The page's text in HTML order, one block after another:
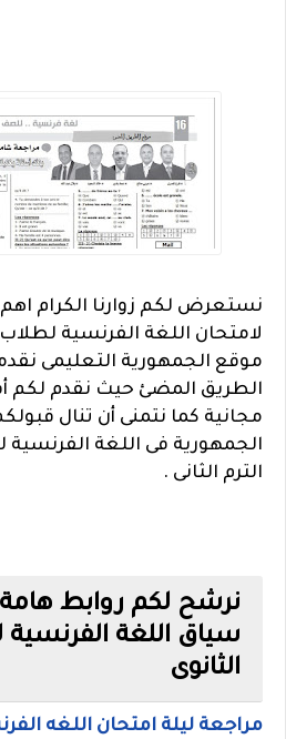
نستعرض لكم زوارنا الكرام
لامتحان اللغة الفرنسية
موقع الجمهورية التعليمى
الطريق المضئ حيث نقدم لكم
مجانية كما نتمنى أن تنال
الجمهورية فى اللغة الفرنسية
الترم الثانى .
نرشح لكم روابط
سياق اللغة
الثانوى
مراجعة ليلة امتحان اللغه